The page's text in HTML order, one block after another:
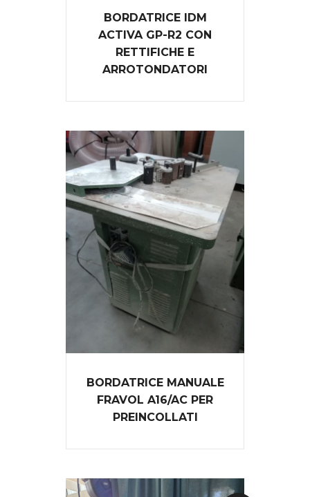
BORDATRICE IDM
ACTIVA GP-R2 CON
RETTIFICHE E
ARROTONDATORI
BORDATRICE MANUALE
FRAVOL A16/AC PER
PREINCOLLATI